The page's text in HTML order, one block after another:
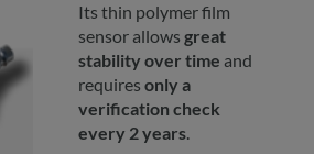
Its thin polymer film
sensor allows great
stability over time and
requires only a
verification check
every 2 years.